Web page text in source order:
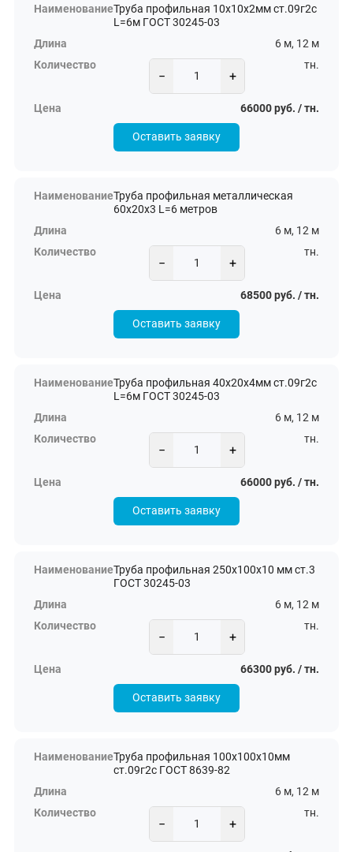
Труба профильная 10х10х2мм ст.09г2с
L=6м ГОСТ 30245-03
6 м, 12 м
− +
тн.
66000 руб. / тн.
Оставить заявку
Труба профильная металлическая
60х20х3 L=6 метров
6 м, 12 м
− +
тн.
68500 руб. / тн.
Оставить заявку
Труба профильная 40х20х4мм ст.09г2с
L=6м ГОСТ 30245-03
6 м, 12 м
− +
тн.
66000 руб. / тн.
Оставить заявку
Труба профильная 250х100х10 мм ст.3
ГОСТ 30245-03
6 м, 12 м
− +
тн.
66300 руб. / тн.
Оставить заявку
Труба профильная 100х100х10мм
ст.09г2с ГОСТ 8639-82
6 м, 12 м
− +
тн.